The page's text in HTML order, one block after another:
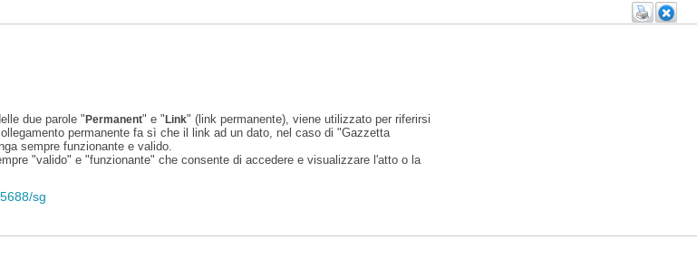
due parole "Permanent" e "Link" (link permanente), viene utilizzato per riferirsi
permanente fa sì che il link ad un dato, nel caso di "Gazzetta
sempre funzionante e valido.
"valido" e "funzionante" che consente di accedere e visualizzare l'atto o la
sg